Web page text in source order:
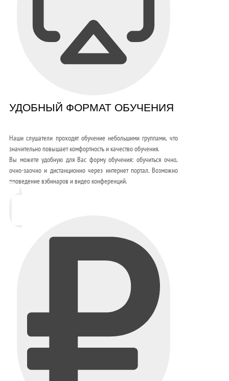
УДОБНЫЙ ФОРМАТ ОБУЧЕНИЯ
Наши слушатели проходят обучение небольшими группами, что
значительно повышает комфортность и качество обучения.
Вы можете удобную для Вас форму обучения: обучиться очно,
очно-заочно и дистанционно через интернет портал. Возможно
проведение вэбинаров и видео конференций.